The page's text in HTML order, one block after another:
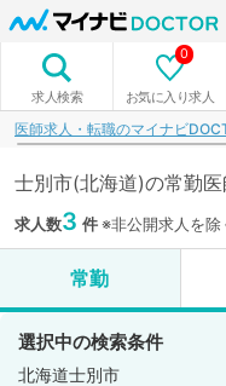
求人検索 お気に入り求人
0
医師求人・転職のマイナビ
士別市(北海道)の常勤
求人数3 件※非公開求人を除
常勤
選択中の検索条件
北海道士別市